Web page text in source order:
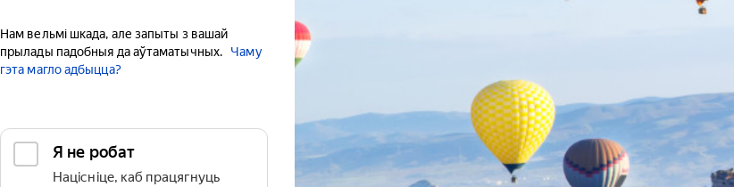
Нам вельмі шкада, але запыты з вашай
прылады падобныя да аўтаматычных.
Чаму
гэта магло адбыцца?
Я не робат
Націсніце, каб працягнуць